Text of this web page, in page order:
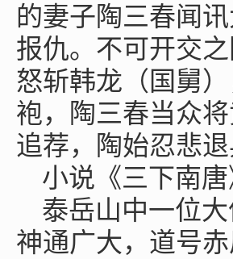
的妻子陶三春闻
报仇。不可开交
怒斩韩龙（国舅
袍，陶三春当众
追荐，陶始忍悲
小说《三下南
泰岳山中一位
神通广大，道号